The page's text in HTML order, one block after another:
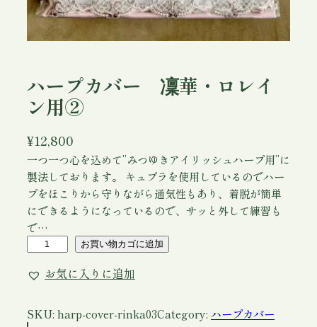
ハープカバー 凜華・ロレイ
ン用②
¥12,800
一つ一つ心を込めて”みつゆきアイリッシュハープ用”に
製法しております。 キュプラを使用しているのでハー
プをほこりから守りながら通気性もあり、着脱が簡単
にできるようになっているので、サッと外して練習も
で…
プ
バ
お買い物カゴに追加
お気に入りに追加
SKU: harp-cover-rinka03Category: ハープカバー